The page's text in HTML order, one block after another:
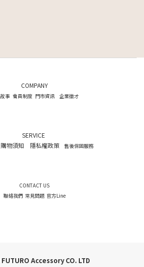
COMPANY
事 會員制度 門市資訊 企業徵才
SERVICE
購物須知 隱私權政策 售後保固服務
CONTACT US
聯絡我們 常見問題 官方Line
Accessory CO. LTD